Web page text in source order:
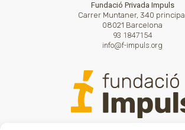
Fundació Privada Impuls
Carrer Muntaner, 340
08021 Barcelona
93 1847154
info@f-impuls.org